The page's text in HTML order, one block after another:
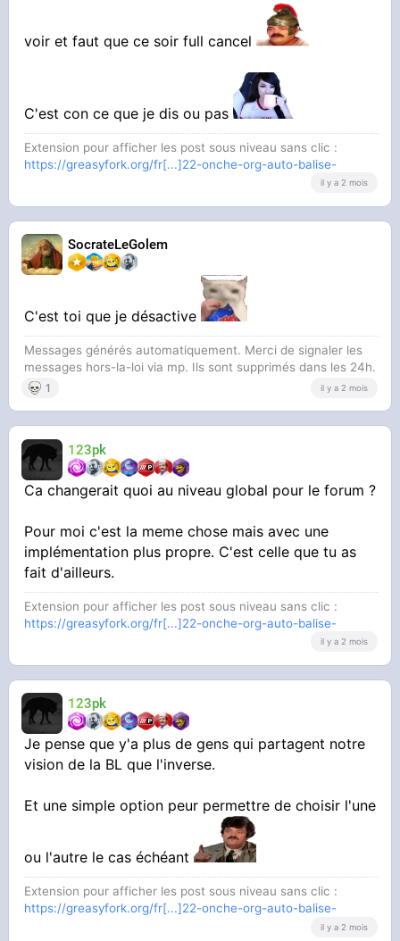
voir et faut que ce soir full cancel
C'est con ce que je dis ou pas
Extension pour afficher les post sous niveau sans clic :
https://greasyfork.org/fr[...]22-onche-org-auto-balise-
il y a 2 mois
SocrateLeGolem
C'est toi que je désactive
Messages générés automatiquement. Merci de signaler les
messages hors-la-loi via mp. Ils sont supprimés dans les 24h.
1 il y a 2 mois
123pk
Ca changerait quoi au niveau global pour le forum ?
Pour moi c'est la meme chose mais avec une
implémentation plus propre. C'est celle que tu as
fait d'ailleurs.
Extension pour afficher les post sous niveau sans clic :
https://greasyfork.org/fr[...]22-onche-org-auto-balise-
il y a 2 mois
123pk
Je pense que y'a plus de gens qui partagent notre
vision de la BL que l'inverse.
Et une simple option peur permettre de choisir l'une
ou l'autre le cas échéant
Extension pour afficher les post sous niveau sans clic :
https://greasyfork.org/fr[...]22-onche-org-auto-balise-
il y a 2 mois